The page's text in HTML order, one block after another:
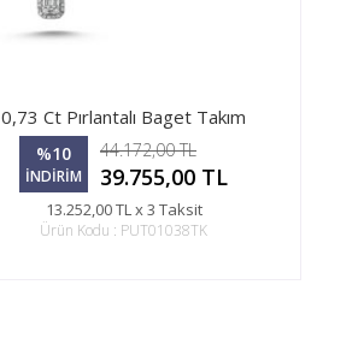
0,73 Ct Pırlantalı Baget Takım
%10
İNDİRİM
44.172,00 TL
39.755,00 TL
13.252,00 TL x 3 Taksit
Ürün Kodu : PUT01038TK